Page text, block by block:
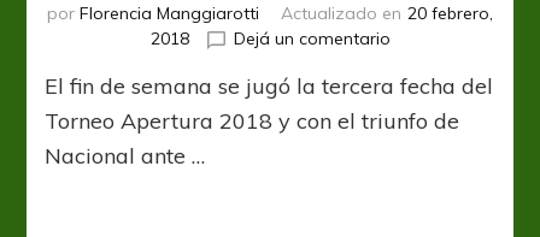
por Florencia Manggiarotti Actualizado en 20 febrero,
2018
Dejá un comentarioen
Uruguayo:
Nacional
El fin de semana se jugó la tercera fecha del
Torneo Apertura 2018 y con el triunfo de
Nacional ante …